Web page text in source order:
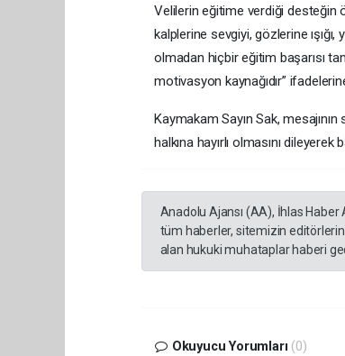
Velilerin eğitime verdiği desteğin
kalplerine sevgiyi, gözlerine
olmadan hiçbir eğitim başarısı
motivasyon kaynağıdır”
Kaymakam Sayın Sak,
halkına hayırlı olmasını
Anadolu Ajansı (AA), İhlas Haber
tüm haberler, sitemizin
alan hukuki muhataplar haberi
Okuyucu Yorumları (0)